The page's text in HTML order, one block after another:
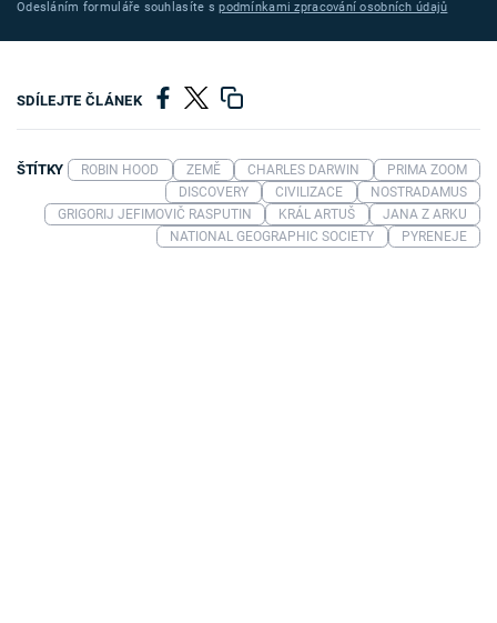
Odesláním formuláře souhlasíte spodmínkami zpracování osobních údajů
SDÍLEJTE ČLÁNEK
ŠTÍTKY ROBIN HOOD ZEMĚ CHARLES DARWIN
PRIMA ZOOM
DISCOVERY
CIVILIZACE
NOSTRADAMUS
GRIGORIJ JEFIMOVIČ RASPUTIN
KRÁL ARTUŠ
JANA Z ARKU
NATIONAL GEOGRAPHIC SOCIETY
PYRENEJE